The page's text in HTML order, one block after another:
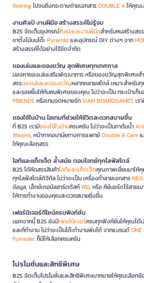
Rotringไปจนถึงกระดาษถ่ายเอกสารDOUBLE Aให้คุณเ
งานศิลป์ งานฝีมือ สร้างสรรค์ไม่รู้จบ
B2S จัดเต็มอุปกรณ์ศิลปะและงานฝีมือสำหรับคนสร้างสร
ขาตั้งไม้บนโต๊ะPyramidและอุปกรณ์ DIY ต่างๆ จาก
สร้างสรรค์ได้อย่างไร้ขีดจำกัด
ของเล่นและของขวัญ สุดพิเศษทุกเทศกาล
มองหาของเล่นเสริมพัฒนาการ หรือของขวัญสุดพิเศษสำ
สรรของเล่นและของขวัญหลากหลายสไตล์ เหมาะสำหรับ
และรอยยิ้มให้กับคนพิเศษของคุณ ไม่ว่าจะเป็น กระเป๋าเ
FRIENDS หรือเกมจดหมายรักSIAM BOARDGAMES เร
ของใช้ในบ้าน ไอเทมที่ช่วยให้ชีวิตสะดวกสบายขึ้น
ที่ B2S เรามีของใช้ในบ้านครบครัน ไม่ว่าจะเป็นกาต้มน้ำ
Xiaomi, หน้ากากอนามัยทางการแพทย์Double A Care
ให้คุณเลือกสรร
ไอทีและแก็ดเจ็ต ล้ำสมัย ตอบโจทย์ทุกไลฟ์สไตล์
B2S ได้คัดสรรสินค้าไอทีและแก็ดเจ็ตคุณภาพเยี่ยมมาให้
ทุกไลฟ์สไตล์ดิจิทัล ไม่ว่าจะเป็น เครื่องทำลายเอกสารNEO
ข้อมูล, เอ็กซ์เทอนัลฮาร์ดดิสก์WD, หรือ คีย์บอร์ดไร้สายเ
ให้การทำงานของคุณสะดวกสบายยิ่งขึ้น
เฟอร์นิเจอร์ดีไซน์ครบฟังก์ชั่น
นอกจากนี้ B2S ยังมีเฟอร์นิเจอร์ครบทุกฟังก์ชันให้คุณได้
และที่ทำงาน ไม่ว่าจะเป็นโต๊ะทำงานพับได้ จากแบรนด์ONE
Furradecก็มีให้เลือกครบครัน
โปรโมชั่นและสิทธิพิเศษ
B2S จัดเต็มโปรโมชั่นและสิทธิพิเศษมากมายให้คุณเลือกช้